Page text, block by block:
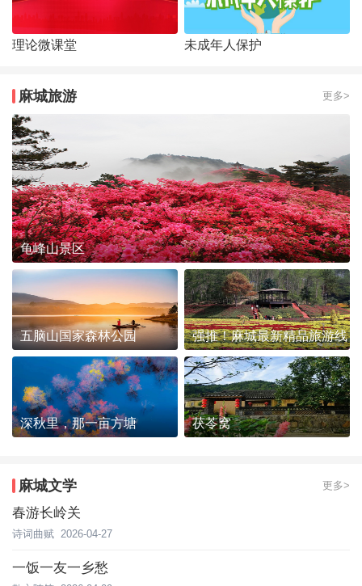
理论微课堂 未成年人保护
麻城旅游 更多>
龟峰山景区
五脑山国家森林公园 强推！麻城最新精品旅游线
路发布~
深秋里，那一亩方塘 茯苓窝
麻城文学 更多>
春游长岭关
诗词曲赋 2026-04-27
一饭一友一乡愁